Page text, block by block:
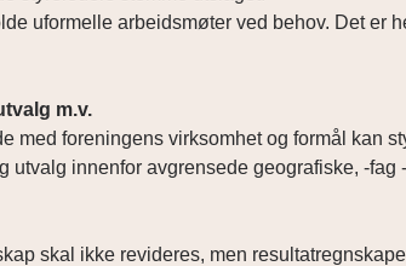
uformelle arbeidsmøter ved behov. Det er
m.v.
med foreningens virksomhet og formål kan
utvalg innenfor avgrensede geografiske, -fag
skal ikke revideres, men